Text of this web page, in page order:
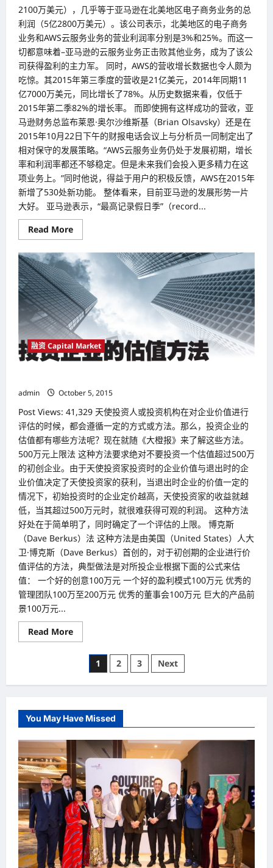
2100万美元），几乎等于亚马逊在北美地区电子商务业务的总
利润（5亿2800万美元）。该公司表示，北美地区的电子商务
业务和AWS云服务业务的营业利润率分别是3%和25%。而这一
切都意味着–亚马逊的云服务业务正击败其他业务，成为了该公
司获得盈利的主力军。 同时，AWS的营收增长数据也令人颇为
吃惊。其2015年第三季度的营收是21亿美元，2014年同期11
亿7000万美元，同比增长了78%。从历史数据来看，仅低于
2015年第二季82%的增长率。 而即使拥有这样成功的营收，亚
马逊财务总监布莱恩·奥尔沙维斯基（Brian Olsavsky）还是在
2015年10月22日下午的财报电话会议上与分析员一同制定出了
相对保守的发展策略。“AWS云服务业务仍处于发展初期，增长
率和利润率都还不够稳定。但是未来我们会投入更多精力在这
项业务上。”同时他说，得益于用户的积极反馈，AWS在2015年
新增了530处新功能。 整体看来，目前亚马逊的发展形势一片
大好。 亚马逊表示，“最高记录假日季”（record...
Read MoreRead
more
历
经
20
年
后
转
亏
为
盈
亚
马
逊
（Amazon）
商
式
等
到
春
天
融资 Capital Market
admin
October 5, 2015
Post Views: 41,329 天使投资人或投资机构在对企业价值进行
评估的时候，都会遵循一定的方式或方法。那么，投资企业的
估值都有哪些方法呢？现在就随《大橙报》来了解这些方法。
500万元上限法 这种方法要求绝对不要投资一个估值超过500万
的初创企业。由于天使投资家投资时的企业价值与退出时的企
业价值决定了天使投资家的获利，当退出时企业的价值一定的
情况下，初始投资时的企业定价越高，天使投资家的收益就越
低，当其超过500万元时，就很难获得可观的利润。 这种方法
好处在于简单明了，同时确定了一个评估的上限。 博克斯
（Dave Berkus）法 这种方法是由美国（United States）人大
卫·博克斯（Dave Berkus）首创的，对于初创期的企业进行价
值评估的方法，典型做法是对所投企业根据下面的公式来估
值： 一个好的创意100万元 一个好的盈利模式100万元 优秀的
管理团队100万至200万元 优秀的董事会100万元 巨大的产品前
景100万元...
Read MoreRead
more
值
方
法
Posts
pagination
1 2 3 Next
You May Have Missed